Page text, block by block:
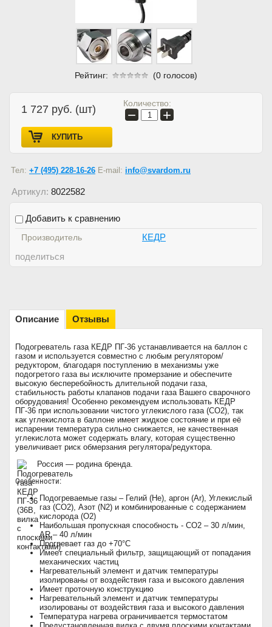
Рейтинг: (0 голосов)
1 727 руб. (шт) Количество:
− +
КУПИТЬ
Тел: +7 (495) 228-16-26 E-mail: info@svardom.ru
Артикул: 8022582
Добавить к сравнению
Производитель
КЕДР
поделиться
Описание Отзывы
Подогреватель газа КЕДР ПГ-36 устанавливается на баллон с
газом и используется совместно с любым регулятором/
редуктором, благодаря поступлению в механизмы уже
подогретого газа вы исключите промерзание и обеспечите
высокую бесперебойность длительной подачи газа,
стабильность работы клапанов подачи газа Вашего сварочного
оборудования! Особенно рекомендуем использовать КЕДР
ПГ-36 при использовании чистого углекислого газа (СО2), так
как углекислота в баллоне имеет жидкое состояние и при её
испарении температура сильно снижается, не качественная
углекислота может содержать влагу, которая существенно
увеличивает риск обмерзания регулятора/редуктора.
Россия — родина бренда.
Особенности:
Подогреваемые газы – Гелий (Не), аргон (Ar), Углекислый
газ (СО2), Азот (N2) и комбинированные с содержанием
кислорода (O2)
Наибольшая пропускная способность - СО2 – 30 л/мин,
AR – 40 л/мин
Прогревает газ до +70°С
Имеет специальный фильтр, защищающий от попадания
механических частиц
Нагревательный элемент и датчик температуры
изолированы от воздействия газа и высокого давления
Имеет проточную конструкцию
Нагревательный элемент и датчик температуры
изолированы от воздействия газа и высокого давления
Температура нагрева ограничивается термостатом